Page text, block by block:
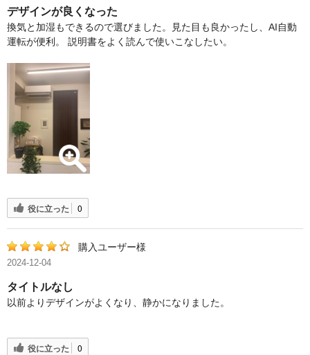
デザインが良くなった
換気と加湿もできるので選びました。見た目も良かったし、AI自動
運転が便利。 説明書をよく読んで使いこなしたい。
役に立った 0
購入ユーザー様
2024-12-04
タイトルなし
以前よりデザインがよくなり、静かになりました。
役に立った 0